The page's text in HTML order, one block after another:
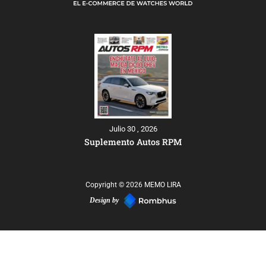
Julio 30 , 2026
Suplemento Autos RPM
Copyright © 2026 MEMO LIRA
Design by